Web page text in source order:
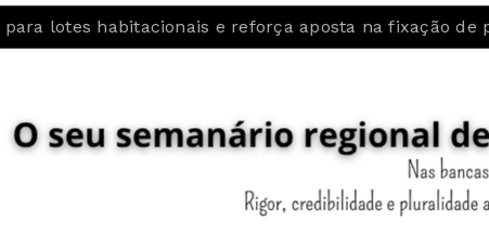
e reforça aposta na fixação de população